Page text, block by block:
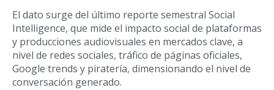
El dato surge del último reporte semestral Social
Intelligence, que mide el impacto social de plataformas
y producciones audiovisuales en mercados clave, a
nivel de redes sociales, tráfico de páginas oficiales,
Google trends y piratería, dimensionando el nivel de
conversación generado.